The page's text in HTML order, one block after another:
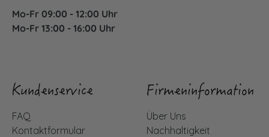
Mo-Fr 09:00 - 12:00 Uhr
Mo-Fr 13:00 - 16:00 Uhr
Kundenservice
FAQ
Kontaktformular
Firmeninformation
Über Uns
Nachhaltigkeit